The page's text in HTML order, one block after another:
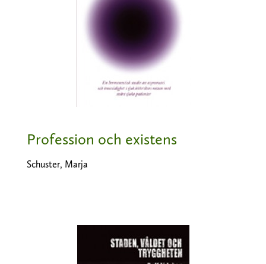
Profession och existens
Schuster, Marja